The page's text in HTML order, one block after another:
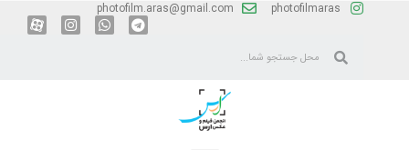
photofilmaras
photofilm.aras@gmail.com